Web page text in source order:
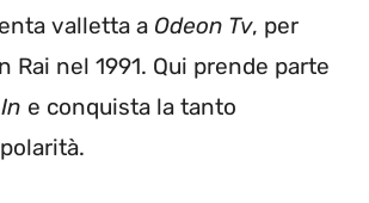
valletta a Odeon Tv, per
Rai nel 1991. Qui prende parte
e conquista la tanto